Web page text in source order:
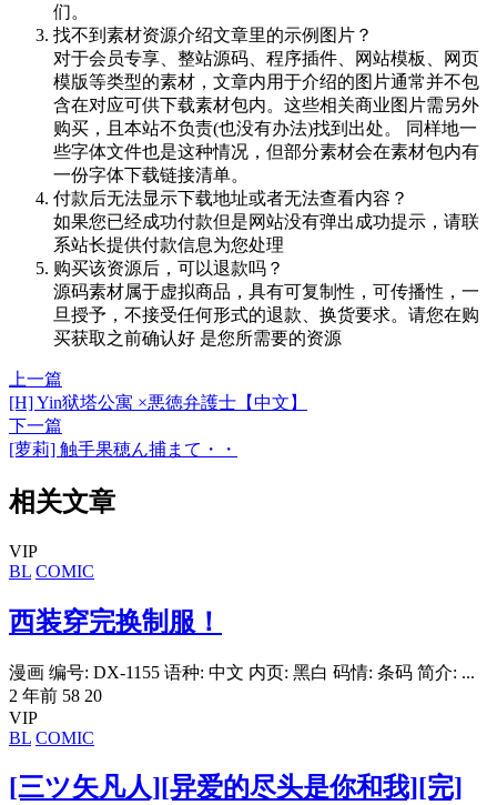
们。
找不到素材资源介绍文章里的示例图片？
对于会员专享、整站源码、程序插件、网站模板、网页
模版等类型的素材，文章内用于介绍的图片通常并不包
含在对应可供下载素材包内。这些相关商业图片需另外
购买，且本站不负责(也没有办法)找到出处。 同样地一
些字体文件也是这种情况，但部分素材会在素材包内有
一份字体下载链接清单。
付款后无法显示下载地址或者无法查看内容？
如果您已经成功付款但是网站没有弹出成功提示，请联
系站长提供付款信息为您处理
购买该资源后，可以退款吗？
源码素材属于虚拟商品，具有可复制性，可传播性，一
旦授予，不接受任何形式的退款、换货要求。请您在购
买获取之前确认好 是您所需要的资源
上一篇
[H] Yin狱塔公寓 ×悪徳弁護士【中文】
下一篇
[萝莉] 触手果穂ん捕まて・・
相关文章
VIP
BL COMIC
西装穿完换制服！
漫画 编号: DX-1155 语种: 中文 内页: 黑白 码情: 条码 简介: ...
2 年前 58 20
VIP
BL COMIC
[三ツ矢凡人][异爱的尽头是你和我][完]